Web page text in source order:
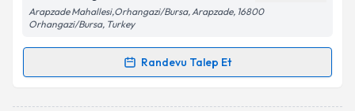
Takvim Talebini Gönder
Arapzade Mahallesi,Orhangazi/Bursa, Arapzade, 16800
Orhangazi/Bursa, Turkey
Randevu Talep Et
Randevu Takvimi Talebi